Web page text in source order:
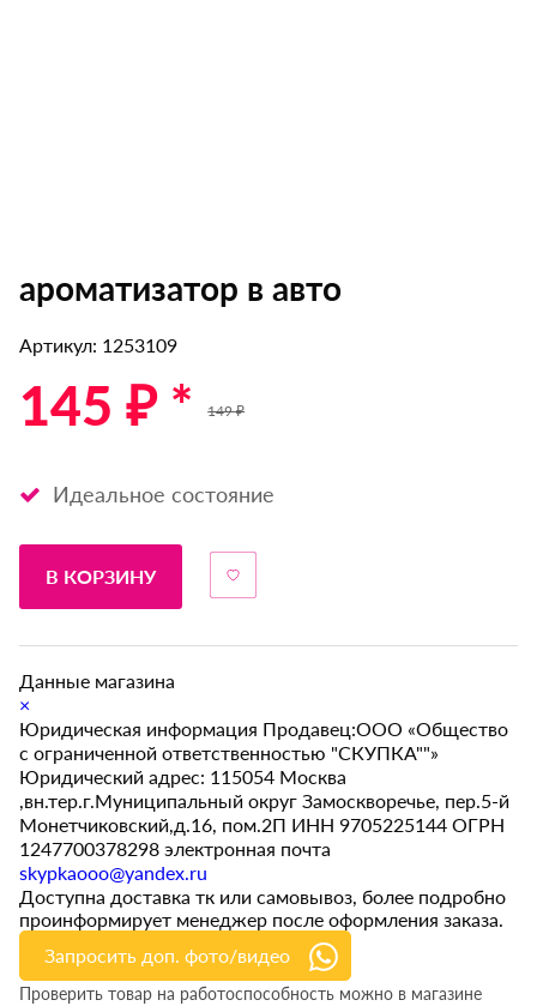
ароматизатор в авто
Артикул: 1253109
145 ₽ * 149 ₽
Идеальное состояние
В КОРЗИНУ
Данные магазина
×
Юридическая информация Продавец:ООО «Общество
с ограниченной ответственностью "СКУПКА""»
Юридический адрес: 115054 Москва
,вн.тер.г.Муниципальный округ Замоскворечье, пер.5-й
Монетчиковский,д.16, пом.2П ИНН 9705225144 ОГРН
1247700378298 электронная почта
skypkaooo@yandex.ru
Доступна доставка тк или самовывоз, более подробно
проинформирует менеджер после оформления заказа.
Запросить доп. фото/видео
Проверить товар на работоспособность можно в магазине